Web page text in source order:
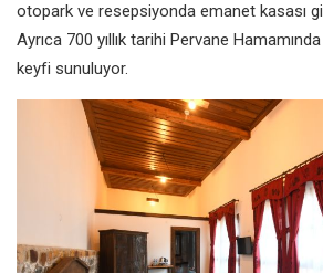
otopark ve resepsiyonda emanet kasası
Ayrıca 700 yıllık tarihi Pervane
keyfi sunuluyor.